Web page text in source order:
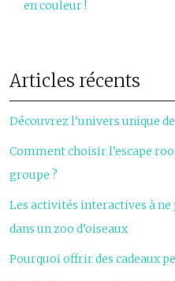
en couleur !
Articles récents
Découvrez l’univers unique
Comment choisir l’escape
groupe ?
Les activités interactives à ne
dans un zoo d’oiseaux
Pourquoi offrir des cadeaux